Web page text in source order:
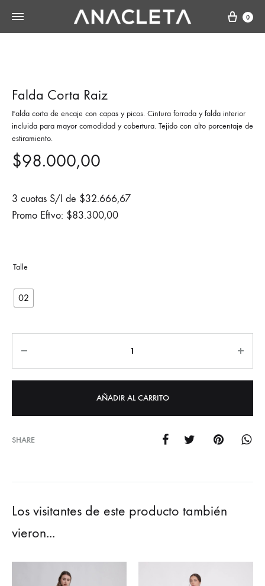
Cart
0
Falda Corta Raiz
Falda corta de encaje con capas y picos. Cintura forrada y falda interior
incluida para mayor comodidad y cobertura. Tejido con alto porcentaje de
estiramiento.
$98.000,00
3 cuotas S/I de $32.666,67
Promo Eftvo: $83.300,00
02
AÑADIR AL CARRITO
SHARE
Los visitantes de este producto también
vieron...